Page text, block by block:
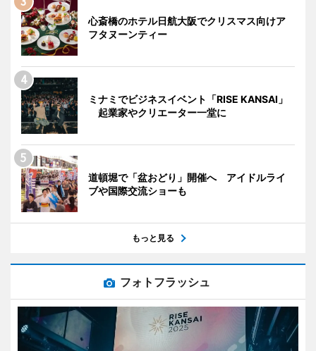
心斎橋のホテル日航大阪でクリスマス向けア
フタヌーンティー
ミナミでビジネスイベント「RISE KANSAI」
起業家やクリエーター一堂に
道頓堀で「盆おどり」開催へ アイドルライ
ブや国際交流ショーも
もっと見る
フォトフラッシュ